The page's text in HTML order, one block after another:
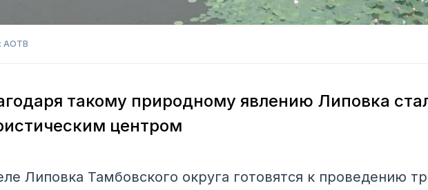
АОТВ
такому природному явлению Липовка
центром
Липовка Тамбовского округа готовятся к проведению